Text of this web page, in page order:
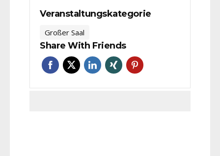
Veranstaltungskategorie
Großer Saal
Share With Friends